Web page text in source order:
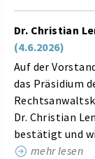
Dr. Christian
(4.6.2026)
Auf der
das Präsidium
Dr. Christian
bestätigt und
mehr lesen